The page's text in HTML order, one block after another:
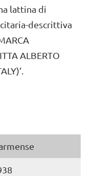
lattina di
descrittiva
ALBERTO